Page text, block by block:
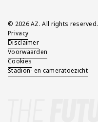
Overig
© 2026 AZ. All rights reserved.
Privacy
Disclaimer
Voorwaarden
Cookies
Stadion- en cameratoezicht